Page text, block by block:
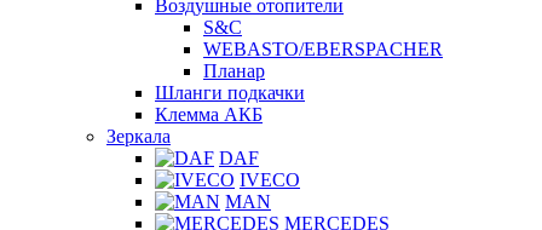
Воздушные отопители
S&C
WEBASTO/EBERSPACHER
Планар
Шланги подкачки
Клемма АКБ
Зеркала
DAF
IVECO
MAN
MERCEDES